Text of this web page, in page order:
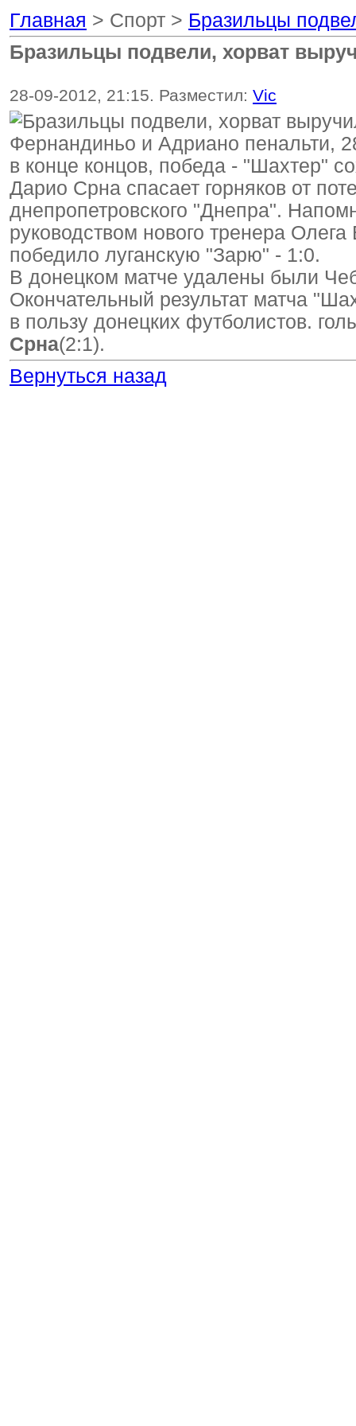
Главная > Спорт > Бразильцы
Бразильцы подвели, хорват
28-09-2012, 21:15. Разместил: Vic
Фернандиньо и Адриано пенальти,
в конце концов, победа - "Шахтер"
Дарио Срна спасает горняков от
днепропетровского "Днепра".
руководством нового тренера
победило луганскую "Зарю" - 1:0.
В донецком матче удалены были
Окончательный результат матча
в пользу донецких футболистов.
Срна(2:1).
Вернуться назад